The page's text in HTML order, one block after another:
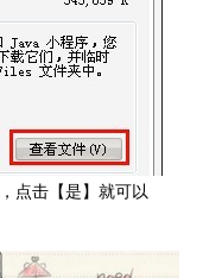
点击【是】就可以